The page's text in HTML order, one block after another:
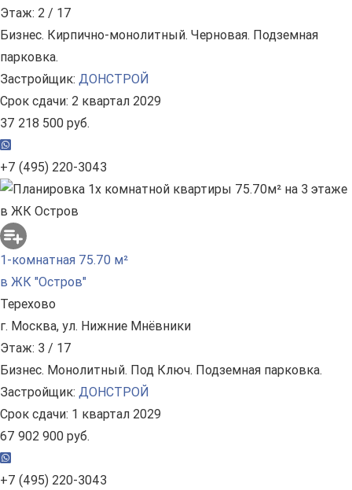
Этаж: 2 / 17
Бизнес. Кирпично-монолитный. Черновая. Подземная
парковка.
Застройщик: ДОНСТРОЙ
Срок сдачи: 2 квартал 2029
37 218 500 руб.
+7 (495) 220-3043
1-комнатная 75.70 м²
в ЖК "Остров"
Терехово
г. Москва, ул. Нижние Мнёвники
Этаж: 3 / 17
Бизнес. Монолитный. Под Ключ. Подземная парковка.
Застройщик: ДОНСТРОЙ
Срок сдачи: 1 квартал 2029
67 902 900 руб.
+7 (495) 220-3043